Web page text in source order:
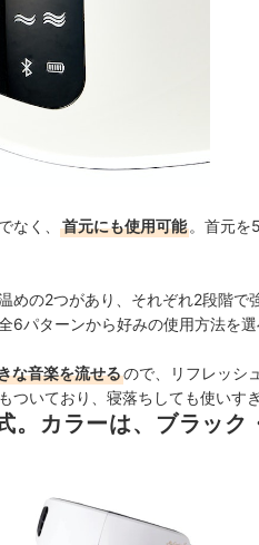
なく、 首元にも使用可能 。首元を
めの2つがあり、それぞれ2段階
6パターンから好みの使用方法を選
な音楽を流せるので、リフレッシ
ついており、寝落ちしても使いす
。カラーは、ブラック